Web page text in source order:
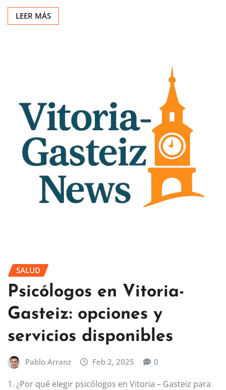
LEER MÁS
SALUD
Psicólogos en Vitoria-
Gasteiz: opciones y
servicios disponibles
Pablo Arranz Feb 2, 2025 0
1. ¿Por qué elegir psicólogos en Vitoria – Gasteiz para